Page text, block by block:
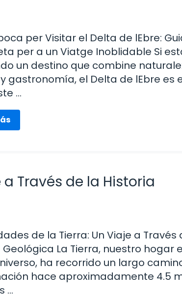
per Visitar el Delta de lEbre:
per a un Viatge Inoblidable Si
un destino que combine
gastronomía, el Delta de lEbre es
…
a Través de la Historia
de la Tierra: Un Viaje a Través
Geológica La Tierra, nuestro hogar
ha recorrido un largo
hace aproximadamente 4.5
…